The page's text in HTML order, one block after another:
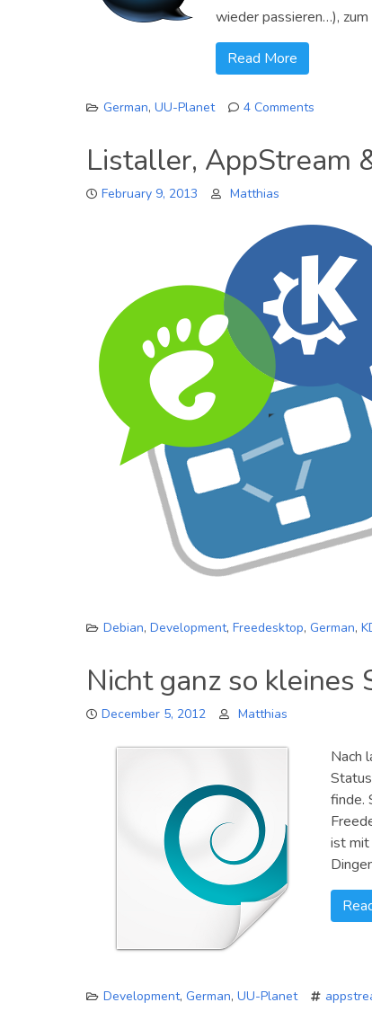
wieder passieren…),
Read More
German, UU-Planet
4 Comments
kurzes
Listaller, AppStream
February 9, 2013 Matthias
Debian, Development, Freedesktop, German,
Nicht ganz so kleines
December 5, 2012 Matthias
Nach
finde.
ist mit
Development, German, UU-Planet